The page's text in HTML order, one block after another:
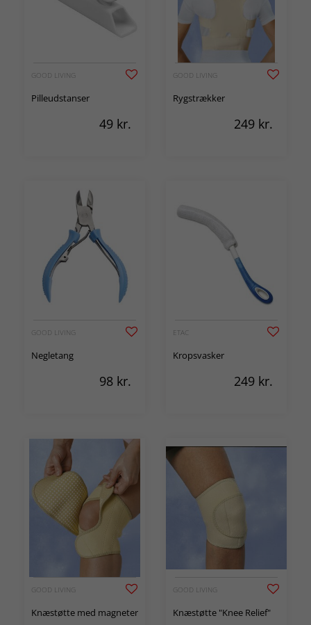
GOOD LIVING
Pilleudstanser
49 kr.
GOOD LIVING
Rygstrækker
249 kr.
GOOD LIVING
Negletang
98 kr.
ETAC
Kropsvasker
249 kr.
GOOD LIVING
Knæstøtte med magneter
GOOD LIVING
Knæstøtte "Knee Relief"